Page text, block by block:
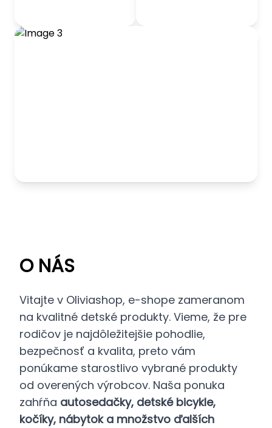
O NÁS
Vitajte v Oliviashop, e-shope zameranom
na kvalitné detské produkty. Vieme, že pre
rodičov je najdôležitejšie pohodlie,
bezpečnosť a kvalita, preto vám
ponúkame starostlivo vybrané produkty
od overených výrobcov. Naša ponuka
zahŕňa autosedačky, detské bicykle,
kočíky, nábytok a množstvo ďalších